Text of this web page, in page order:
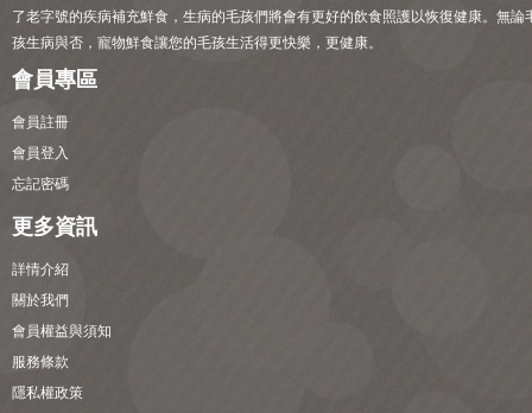
了老字號的疾病補充鮮食，生病的毛孩們將會有更好的飲食照護以恢復健康。無論
孩生病與否，寵物鮮食讓您的毛孩生活得更快樂，更健康。
會員專區
會員註冊
會員登入
忘記密碼
更多資訊
詳情介紹
關於我們
會員權益與須知
服務條款
隱私權政策